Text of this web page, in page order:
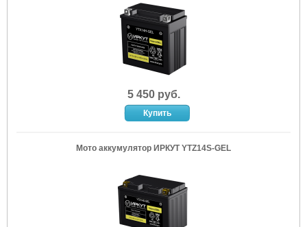
5 450 руб.
Мото аккумулятор ИРКУТ YTZ14S-GEL